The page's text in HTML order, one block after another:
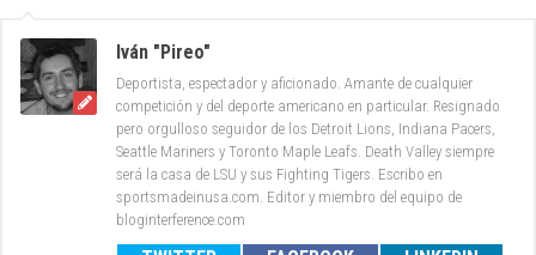
Iván "Pireo"
Deportista, espectador y aficionado. Amante de cualquier
competición y del deporte americano en particular. Resignado
pero orgulloso seguidor de los Detroit Lions, Indiana Pacers,
Seattle Mariners y Toronto Maple Leafs. Death Valley siempre
será la casa de LSU y sus Fighting Tigers. Escribo en
sportsmadeinusa.com. Editor y miembro del equipo de
bloginterference.com